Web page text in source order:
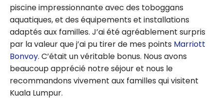
piscine impressionnante avec des toboggans
aquatiques, et des équipements et installations
adaptés aux familles. J’ai été agréablement surpris
par la valeur que j’ai pu tirer de mes points Marriott
Bonvoy. C’était un véritable bonus. Nous avons
beaucoup apprécié notre séjour et nous le
recommandons vivement aux familles qui visitent
Kuala Lumpur.